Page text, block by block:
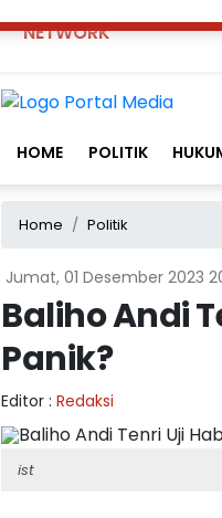
NETWORK
HOME POLITIK
Home Politik
Jumat, 01 Desember 2023
Baliho Andi
Panik?
Editor : Redaksi
ist